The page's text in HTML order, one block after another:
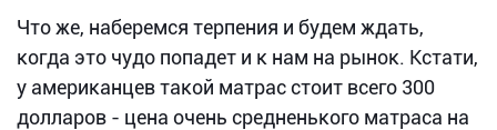
Что же, наберемся терпения и будем ждать,
когда это чудо попадет и к нам на рынок. Кстати,
у американцев такой матрас стоит всего 300
долларов - цена очень средненького матраса на